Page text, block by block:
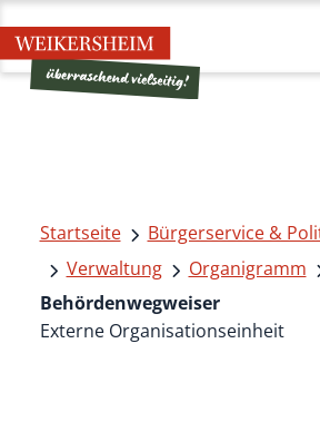
Startseite
Bürgerservice &
Verwaltung
Organigramm
Behördenwegweiser
Externe Organisationseinheit